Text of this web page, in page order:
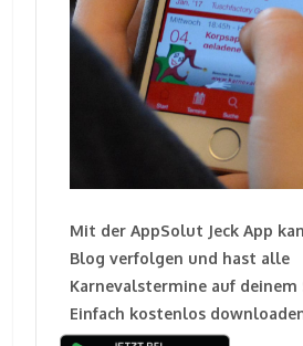
Mit der AppSolut Jeck App
Blog verfolgen und hast alle
Karnevalstermine auf
Einfach kostenlos